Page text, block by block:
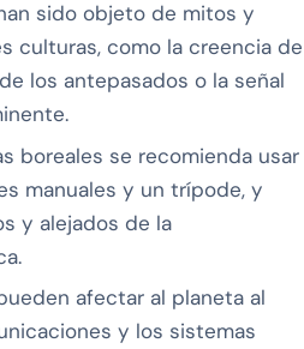
sido objeto de mitos y
culturas, como la creencia de
los antepasados o la señal
boreales se recomienda usar
manuales y un trípode, y
y alejados de la
afectar al planeta al
y los sistemas